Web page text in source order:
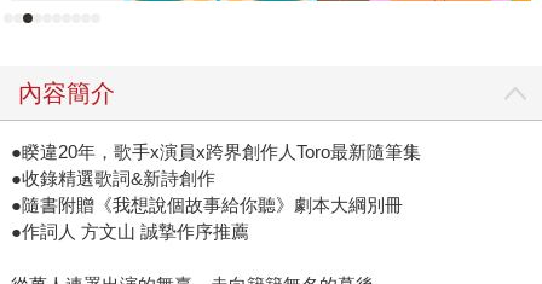
內容簡介
●睽違20年，歌手x演員x跨界創作人Toro最新隨筆集
●收錄精選歌詞&新詩創作
●隨書附贈《我想說個故事給你聽》劇本大綱別冊
●作詞人 方文山 誠摯作序推薦